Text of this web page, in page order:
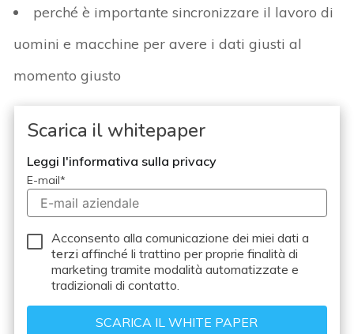
perché è importante sincronizzare il lavoro di
uomini e macchine per avere i dati giusti al
momento giusto
Scarica il whitepaper
Leggi l'informativa sulla privacy
E-mail*
Acconsento alla comunicazione dei miei dati a
terzi affinché li trattino per proprie finalità di
marketing tramite modalità automatizzate e
tradizionali di contatto.